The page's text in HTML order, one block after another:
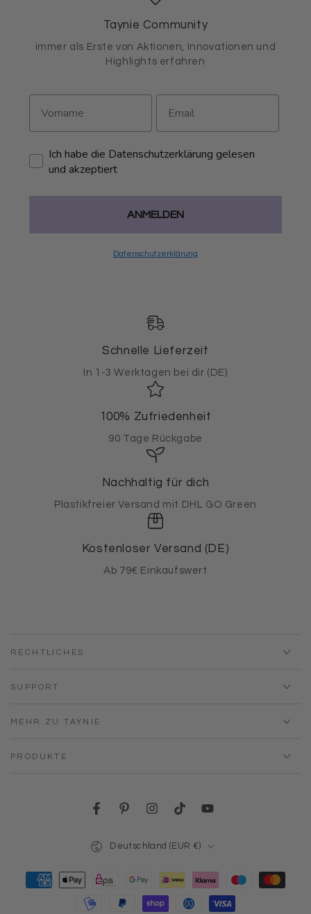
Taynie Community
immer als Erste von Aktionen, Innovationen und
Highlights erfahren
Ich habe die Datenschutzerklärung gelesen
und akzeptiert
ANMELDEN
Datenschutzerklärung
Schnelle Lieferzeit
In 1-3 Werktagen bei dir (DE)
100% Zufriedenheit
90 Tage Rückgabe
Nachhaltig für dich
Plastikfreier Versand mit DHL GO Green
Kostenloser Versand (DE)
Ab 79€ Einkaufswert
RECHTLICHES
SUPPORT
MEHR ZU TAYNIE
PRODUKTE
FacebookPinterestInstagram
TikTokYouTube
Deutschland (EUR €)
Zahlungsmöglichkeiten